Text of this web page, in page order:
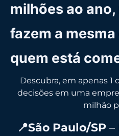
milhões ao
fazem a
quem está
Descubra, em apenas 1
decisões em uma
milhão
📍São Paulo/SP –